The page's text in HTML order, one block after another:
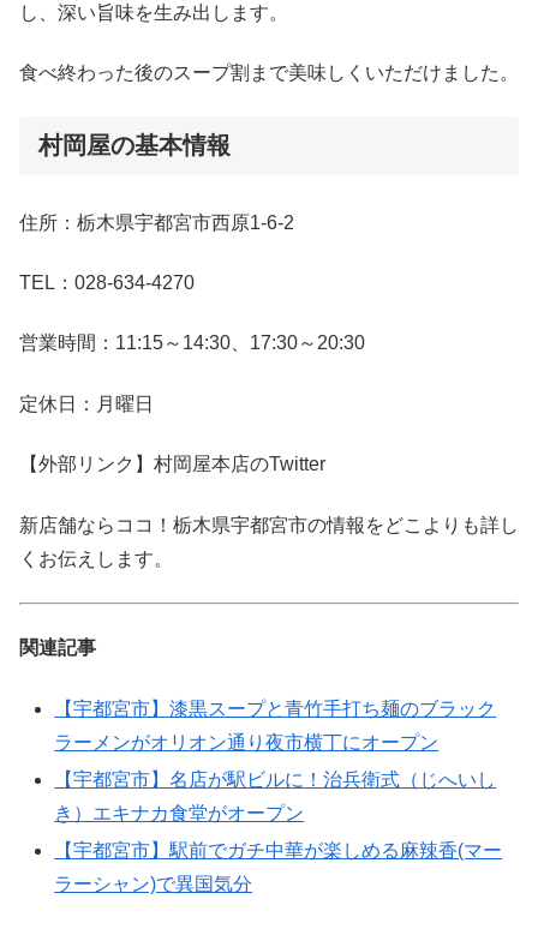
し、深い旨味を生み出します。
食べ終わった後のスープ割まで美味しくいただけました。
村岡屋の基本情報
住所：栃木県宇都宮市西原1-6-2
TEL：028-634-4270
営業時間：11:15～14:30、17:30～20:30
定休日：月曜日
【外部リンク】村岡屋本店のTwitter
新店舗ならココ！栃木県宇都宮市の情報をどこよりも詳し
くお伝えします。
関連記事
【宇都宮市】漆黒スープと青竹手打ち麺のブラック
ラーメンがオリオン通り夜市横丁にオープン
【宇都宮市】名店が駅ビルに！治兵衛式（じへいし
き）エキナカ食堂がオープン
【宇都宮市】駅前でガチ中華が楽しめる麻辣香(マー
ラーシャン)で異国気分